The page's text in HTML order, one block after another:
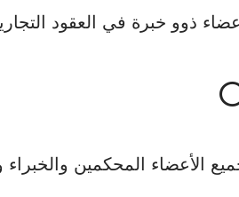
ذوو خبرة في العقود
الأعضاء المحكمين